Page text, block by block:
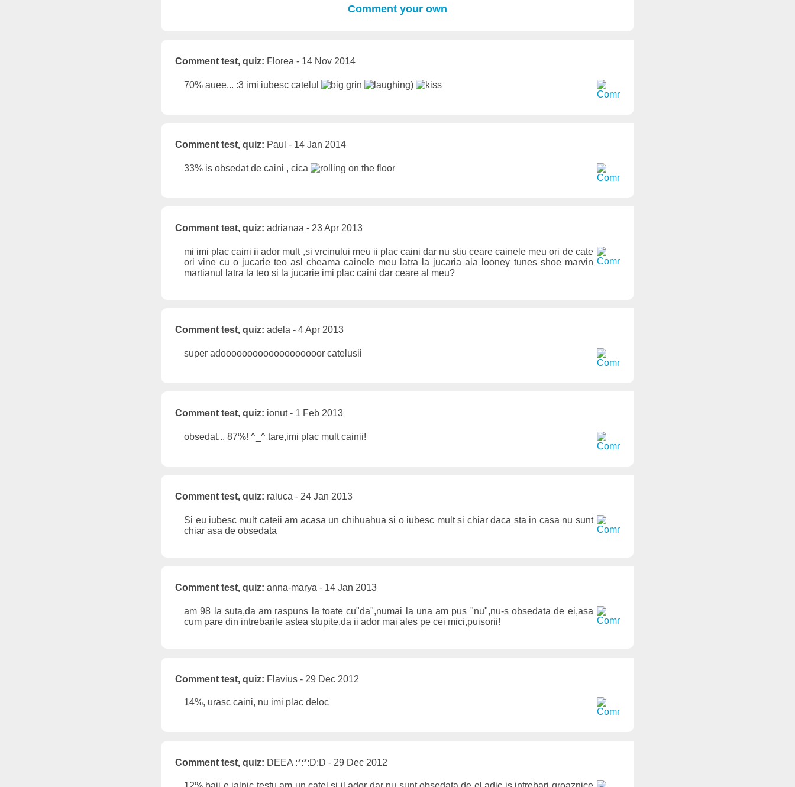
Comment your own
Comment test, quiz: Florea - 14 Nov 2014
70% auee... :3 imi iubesc catelul )
Comment test, quiz: Paul - 14 Jan 2014
33% is obsedat de caini , cica
Comment test, quiz: adrianaa - 23 Apr 2013
mi imi plac caini ii ador mult ,si vrcinului meu ii plac caini dar nu stiu ceare cainele meu ori de cate
ori vine cu o jucarie teo asl cheama cainele meu latra la jucaria aia looney tunes shoe marvin
martianul latra la teo si la jucarie imi plac caini dar ceare al meu?
Comment test, quiz: adela - 4 Apr 2013
super adooooooooooooooooooor catelusii
Comment test, quiz: ionut - 1 Feb 2013
obsedat... 87%! ^_^ tare,imi plac mult cainii!
Comment test, quiz: raluca - 24 Jan 2013
Si eu iubesc mult cateii am acasa un chihuahua si o iubesc mult si chiar daca sta in casa nu sunt
chiar asa de obsedata
Comment test, quiz: anna-marya - 14 Jan 2013
am 98 la suta,da am raspuns la toate cu"da",numai la una am pus "nu",nu-s obsedata de ei,asa
cum pare din intrebarile astea stupite,da ii ador mai ales pe cei mici,puisorii!
Comment test, quiz: Flavius - 29 Dec 2012
14%, urasc caini, nu imi plac deloc
Comment test, quiz: DEEA :*:*:D:D - 29 Dec 2012